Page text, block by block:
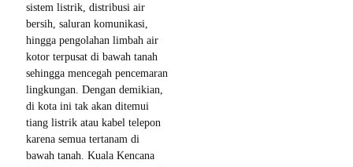
sistem listrik, distribusi air
bersih, saluran komunikasi,
hingga pengolahan limbah air
kotor terpusat di bawah tanah
sehingga mencegah pencemaran
lingkungan. Dengan demikian,
di kota ini tak akan ditemui
tiang listrik atau kabel telepon
karena semua tertanam di
bawah tanah. Kuala Kencana